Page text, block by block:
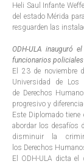
Heli Saul Infante
del estado Mérida
resguarden las
ODH-ULA inauguró
funcionarios policiales
El 23 de noviembre
Universidad de
de Derechos
progresivo y
Este Diplomado
abordar los desafíos
disminuir la
los Derechos
El ODH-ULA dicta